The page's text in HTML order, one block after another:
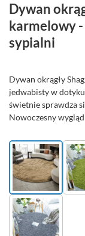
Dywan
karmelowy
sypialni
Dywan okrągły
jedwabisty w
świetnie sprawdza
Nowoczesny